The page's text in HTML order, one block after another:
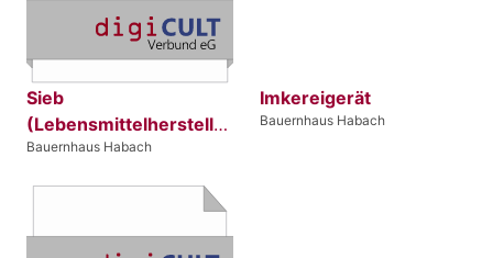
Sieb
(Lebensmittelherstellung)
Bauernhaus Habach
Imkereigerät
Bauernhaus Habach